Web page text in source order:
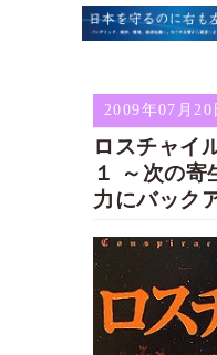
2009年07月20
ロスチャイ
１ ～次の
力にバック